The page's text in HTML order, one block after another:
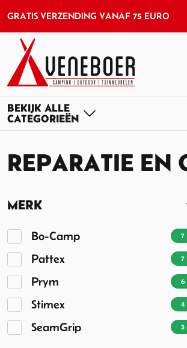
GRATIS VERZENDING VANAF 75 EURO
REPARATIE EN
MERK
Bo-Camp 7
Pattex 7
Prym 6
Stimex 4
SeamGrip 3